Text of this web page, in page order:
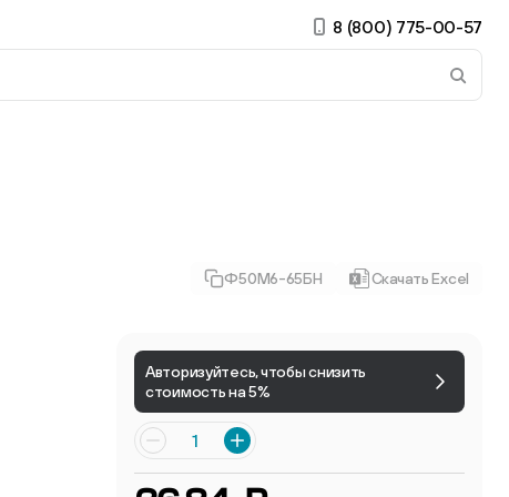
8 (800) 775-00-57
Ф50М6-65БН Скачать Excel
Авторизуйтесь, чтобы снизить
стоимость на 5%
Есть учётная запись? Войти